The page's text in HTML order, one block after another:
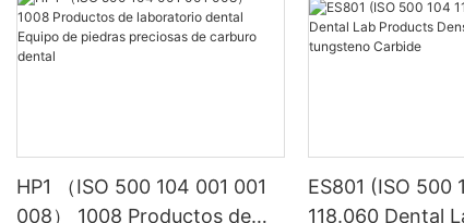
HP1 （ISO 500 104 001 001
008） 1008 Productos de
ES801 (ISO 500
118.060 Dental